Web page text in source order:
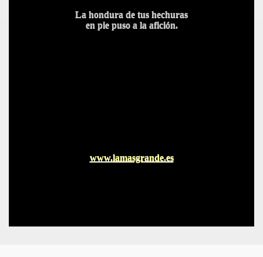
La hondura de tus hechuras
en pie puso a la afición.
www.lamasgrande.es